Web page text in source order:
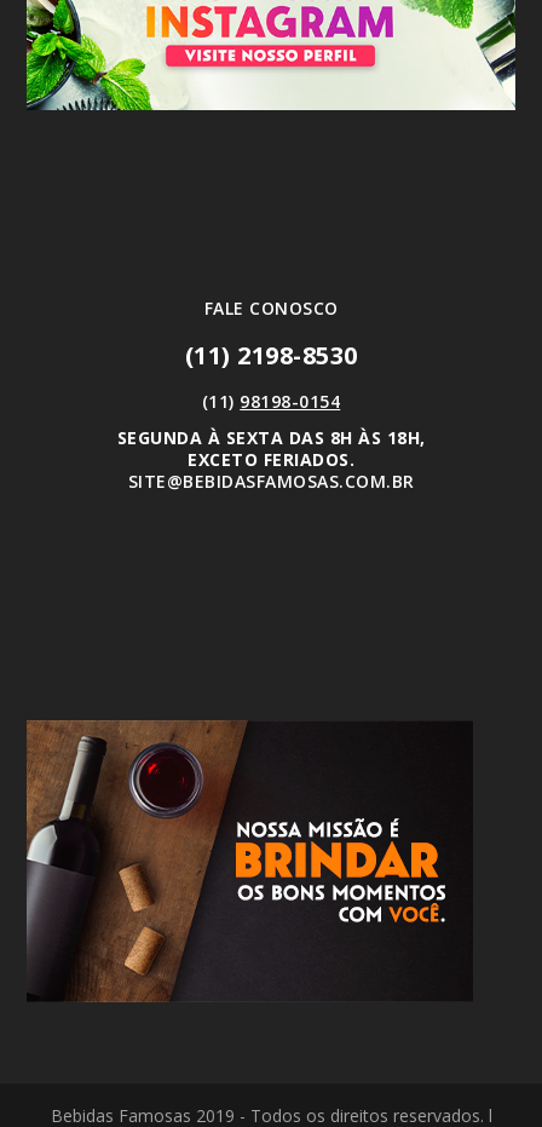
FALE CONOSCO
(11) 2198-8530
(11) 98198-0154
SEGUNDA À SEXTA DAS 8H ÀS 18H,
EXCETO FERIADOS.
SITE@BEBIDASFAMOSAS.COM.BR
Bebidas Famosas 2019 - Todos os direitos reservados. l